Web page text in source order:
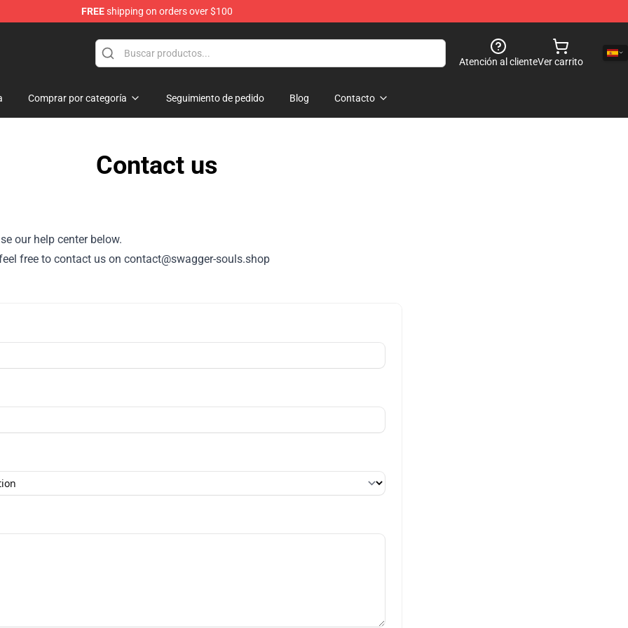
FREEshipping on orders over $100
Atención al clienteVer carrito
Comprar por categoría Seguimiento de pedido Blog Contacto
Contact us
our help center below.
free to contact us on contact@swagger-souls.shop